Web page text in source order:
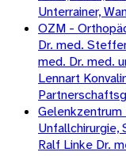
Unterrainer,
OZM -
Dr. med.
med. Dr. med.
Lennart
Gelenkzentrum
Unfallchirurgie,
Ralf Linke Dr.